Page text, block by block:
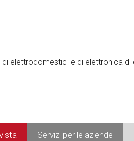
Servizi per le aziende